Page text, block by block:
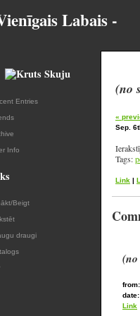
Labais -
Entries
Info
Beigt
draugi
(no
«
Sep.
Tags:
Link |
(no
from:
date:
Link